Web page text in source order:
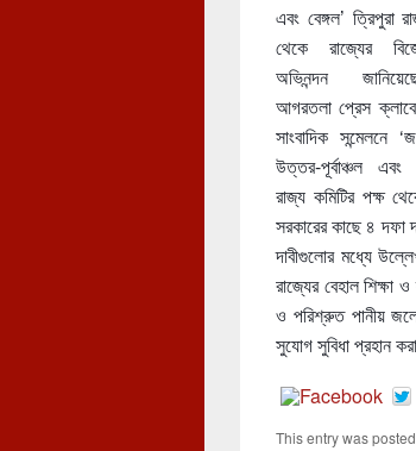
এবং বেঙ্গল’ ত্রিপুরা
থেকে রাজ্যের
অভিনন্দন
আগরতলা প্রেস
সাংবাদিক সন্মেলনে
উত্তর-পূর্বাঞ্চল এবং
রাজ্য কমিটির পক্ষ
সরকারের কাছে ৪ দফা
দাবীগুলোর মধ্যে
রাজ্যের বেহাল শিক্ষা
ও পরিশ্রুত পানীয়
সুযোগ সুবিধা প্রহান
This entry was